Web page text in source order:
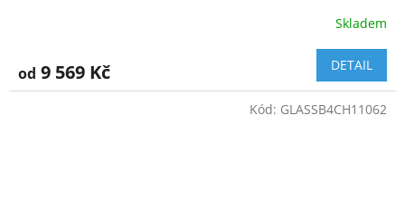
Skladem
od 9 569 Kč DETAIL
Kód: GLASSB4CH11062